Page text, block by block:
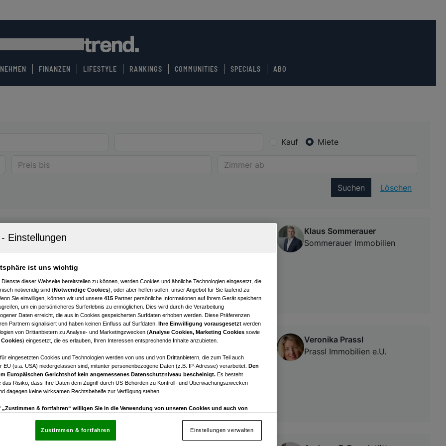
FINANZEN LIFESTYLE RANKINGS COMMUNITIES SPECIALS ABO
Kauf Miete
Suchen Löschen
in Kapfenberg
Nettomiete
Klaus Sommerauer
Sommerauer Immobilien
an der Mur
Veronika Prassl
Prassl Immobilien e.U.
ist uns wichtig
Dienste dieser Webseite bereitstellen zu können, werden Cookies und ähnliche Technologien eingesetzt, die
notwendig sind (Notwendige Cookies), oder aber helfen sollen, unser Angebot für Sie laufend zu
Sie einwilligen, können wir und unsere 415 Partner persönliche Informationen auf Ihrem Gerät speichern
um ein persönlicheres Surferlebnis zu ermöglichen. Dies wird durch die Verarbeitung
Daten erreicht, die aus in Cookies gespeicherten Surfdaten erhoben werden. Diese Präferenzen
Partnern signalisiert und haben keinen Einfluss auf Surfdaten. Ihre Einwilligung vorausgesetzt werden
von Drittanbietern zu Analyse- und Marketingzwecken (Analyse Cookies, Marketing Cookies sowie
) eingesetzt, die es erlauben, Ihren Interessen entsprechende Inhalte anzubieten.
eingesetzten Cookies und Technologien werden von uns und von Drittanbietern, die zum Teil auch
EU (u.a. USA) niedergelassen sind, mitunter personenbezogene Daten (z.B. IP-Adresse) verarbeitet. Den
Europäischen Gerichtshof kein angemessenes Datenschutzniveau bescheinigt. Es besteht
das Risiko, dass Ihre Daten dem Zugriff durch US-Behörden zu Kontroll- und Überwachungszwecken
dagegen keine wirksamen Rechtsbehelfe zur Verfügung stehen.
„Zustimmen & fortfahren“ willigen Sie in die Verwendung von unseren Cookies und auch von
die sich auf jeder Seite unten im Footer befinden.
Einstellungen verwalten
Zustimmen & fortfahren